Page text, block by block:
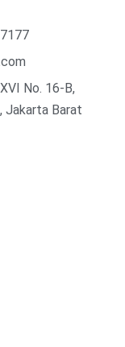
No. 16-B,
Jakarta Barat